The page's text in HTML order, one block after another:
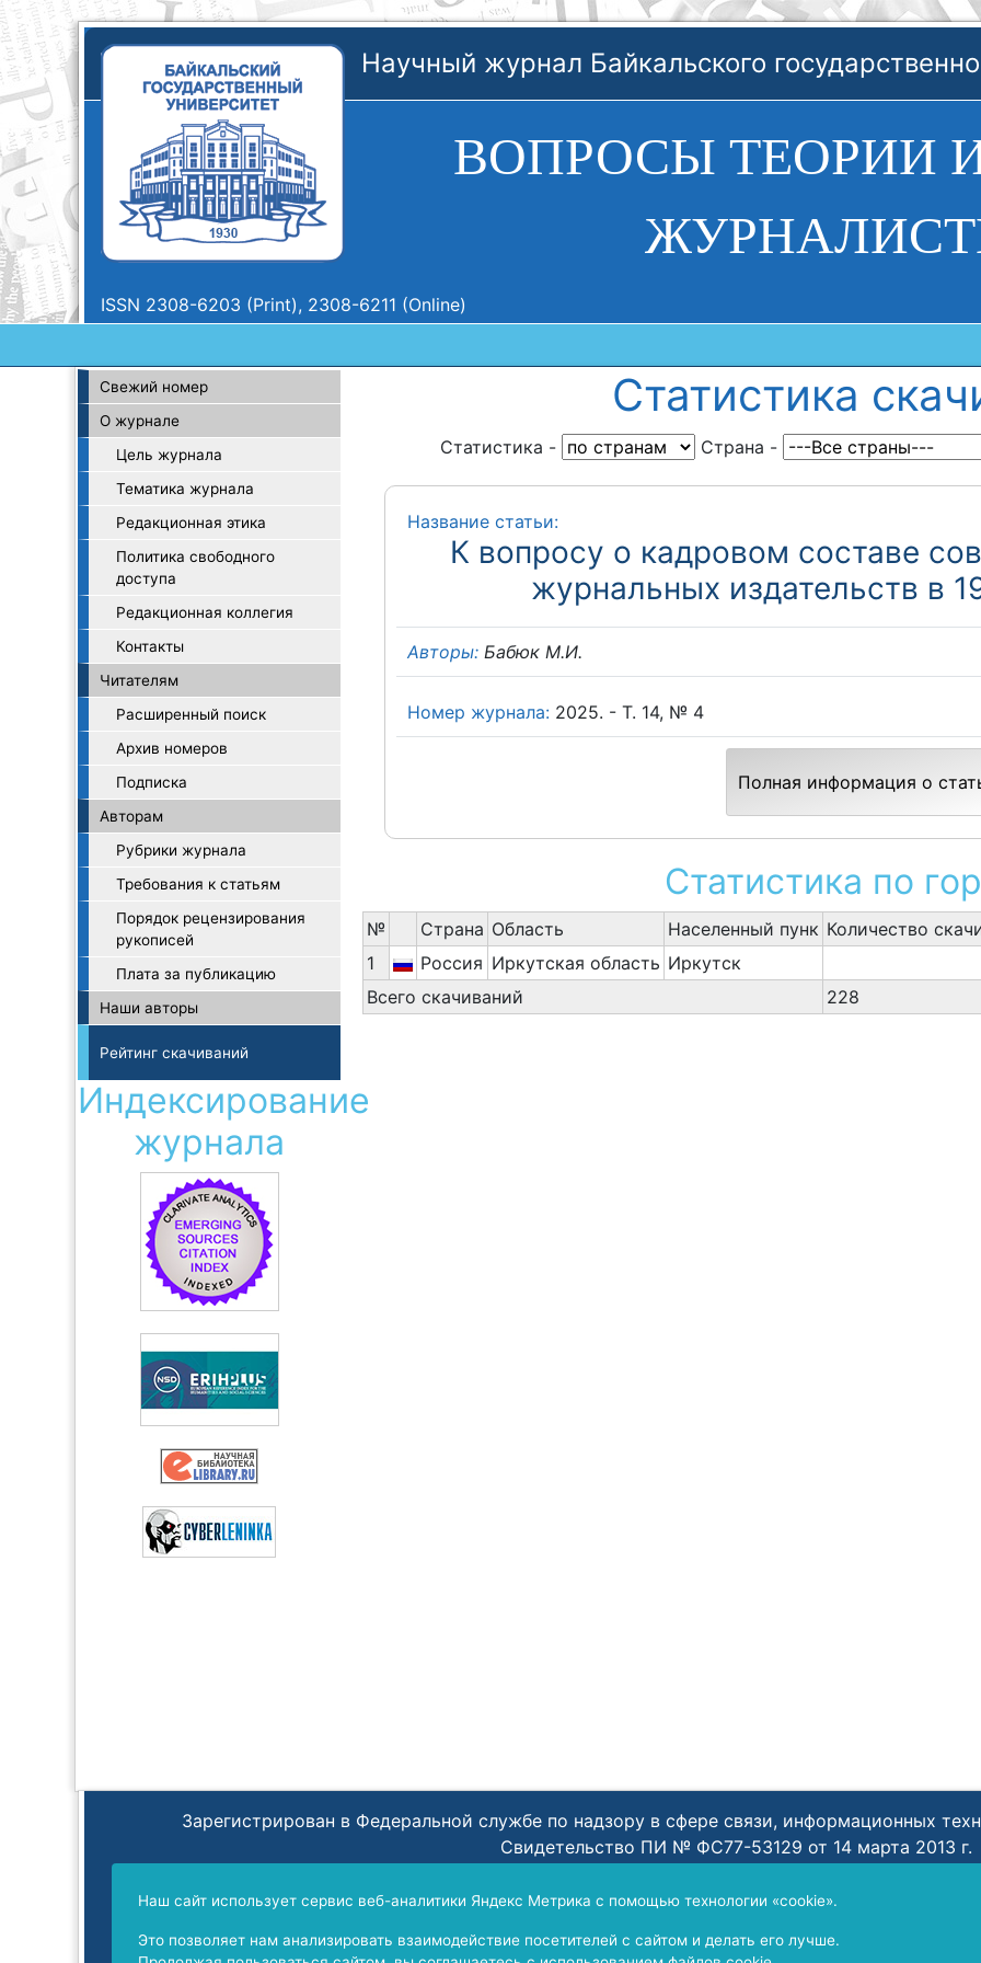
Научный журнал Байкальского
ВОПРОСЫ ТЕОРИИ
ISSN 2308-6203 (Print), 2308-6211 (Online)
Свежий номер
О журнале
Цель журнала
Тематика журнала
Редакционная этика
Политика свободного
доступа
Редакционная коллегия
Контакты
Читателям
Расширенный поиск
Архив номеров
Подписка
Авторам
Рубрики журнала
Требования к статьям
Порядок рецензирования
рукописей
Плата за публикацию
Наши авторы
Рейтинг скачиваний
Индексирование
журнала
Статистика
Статистика - Cтрана -
Название статьи:
К вопросу о кадровом составе
журнальных издательств в
Авторы: Бабюк М.И.
Номер журнала: 2025. - Т. 14, № 4
Полная информация о
Статистика по
№ Cтрана Область Населенный пунк Количество
1
Россия Иркутская область Иркутск
Всего скачиваний
228
Наш сайт использует сервис веб-аналитики Яндекс Метрика с помощью технологии «cookie».
Это позволяет нам анализировать взаимодействие посетителей с сайтом и делать его лучше.
Зарегистрирован в Федеральной службе по надзору в сфере связи, информационных
Свидетельство ПИ № ФС77-53129 от 14 марта 2013 г.
переименованием Учредителя.